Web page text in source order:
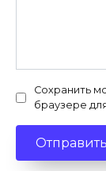
Сохранить
браузере